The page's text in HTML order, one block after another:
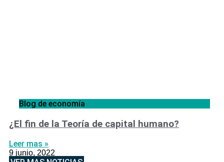
Blog de economía
¿El fin de la Teoría de capital humano?
Leer mas »
9 junio, 2022